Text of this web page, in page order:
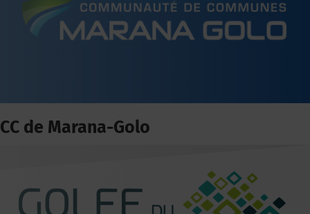
CC de Marana-Golo